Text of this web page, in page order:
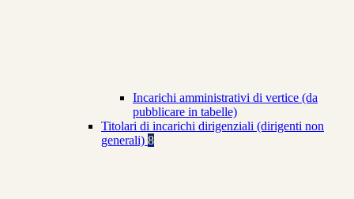
Incarichi amministrativi di vertice (da
pubblicare in tabelle)
Titolari di incarichi dirigenziali (dirigenti non
generali) 8